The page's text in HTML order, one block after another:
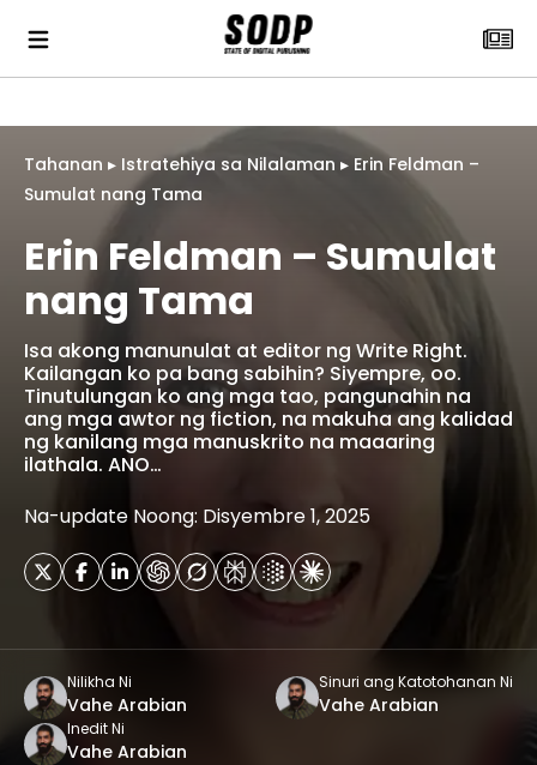
Tahanan ▸ Istratehiya sa Nilalaman ▸ Erin Feldman –
Sumulat nang Tama
Erin Feldman – Sumulat
nang Tama
Isa akong manunulat at editor ng Write Right.
Kailangan ko pa bang sabihin? Siyempre, oo.
Tinutulungan ko ang mga tao, pangunahin na
ang mga awtor ng fiction, na makuha ang kalidad
ng kanilang mga manuskrito na maaaring
ilathala. ANO…
Na-update Noong: Disyembre 1, 2025
Nilikha Ni
Vahe Arabian
Sinuri ang Katotohanan Ni
Vahe Arabian
Inedit Ni
Vahe Arabian